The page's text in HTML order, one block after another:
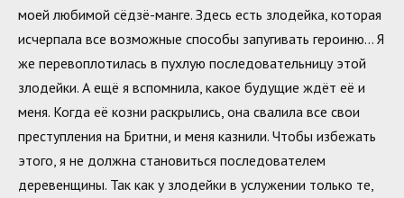
моей любимой сёдзё-манге. Здесь есть злодейка, которая
исчерпала все возможные способы запугивать героиню… Я
же перевоплотилась в пухлую последовательницу этой
злодейки. А ещё я вспомнила, какое будущие ждёт её и
меня. Когда её козни раскрылись, она свалила все свои
преступления на Бритни, и меня казнили. Чтобы избежать
этого, я не должна становиться последователем
деревенщины. Так как у злодейки в услужении только те,